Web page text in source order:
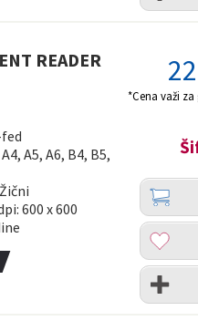
READER
A5, A6, B4, B5,
600 x 600
*Cena važi
Količina
Dodaj
korpu
Dodaj
listu
želja
Uporedi